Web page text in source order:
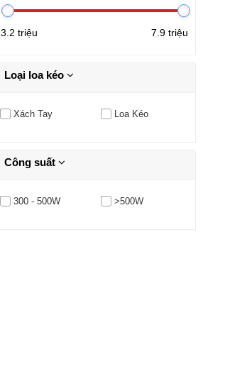
3.2 triệu 7.9 triệu
Loại loa kéo
Xách Tay Loa Kéo
Công suất
300 - 500W >500W